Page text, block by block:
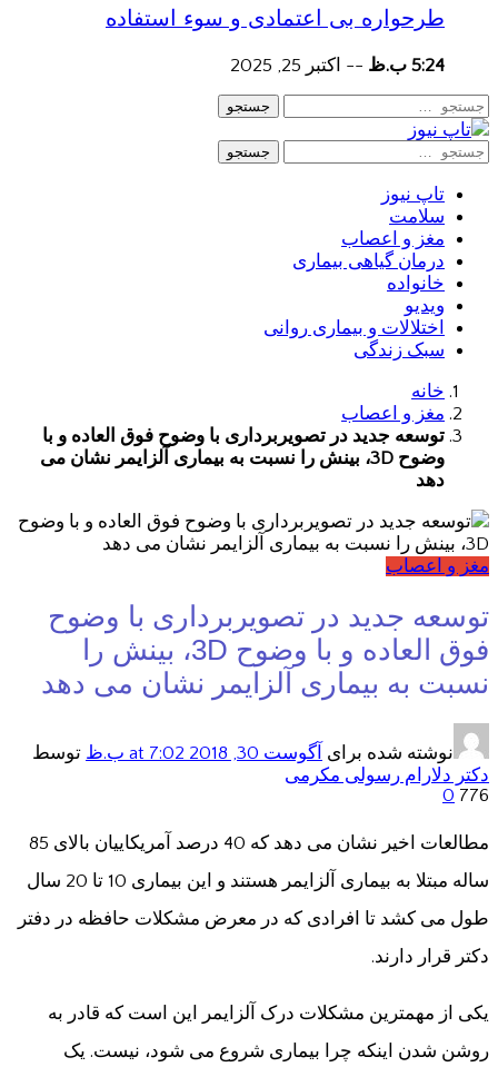
طرحواره بی اعتمادی و سوء استفاده
5:24 ب.ظ -- اکتبر 25, 2025
جستجو
جستجو
تاپ نیوز
سلامت
مغز و اعصاب
درمان گیاهی بیماری
خانواده
ویدیو
اختلالات و بیماری روانی
سبک زندگی
خانه
مغز و اعصاب
توسعه جدید در تصویربرداری با وضوح فوق العاده و با
وضوح 3D، بینش را نسبت به بیماری آلزایمر نشان می
دهد
مغز و اعصاب
توسعه جدید در تصویربرداری با وضوح
فوق العاده و با وضوح 3D، بینش را
نسبت به بیماری آلزایمر نشان می دهد
نوشته شده برای آگوست 30, 2018 at 7:02 ب.ظ
توسط
دکتر دلارام رسولی مکرمی
776
0
مطالعات اخیر نشان می دهد که 40 درصد آمریکاییان بالای 85
ساله مبتلا به بیماری آلزایمر هستند و این بیماری 10 تا 20 سال
طول می کشد تا افرادی که در معرض مشکلات حافظه در دفتر
دکتر قرار دارند.
یکی از مهمترین مشکلات درک آلزایمر این است که قادر به
روشن شدن اینکه چرا بیماری شروع می شود، نیست. یک